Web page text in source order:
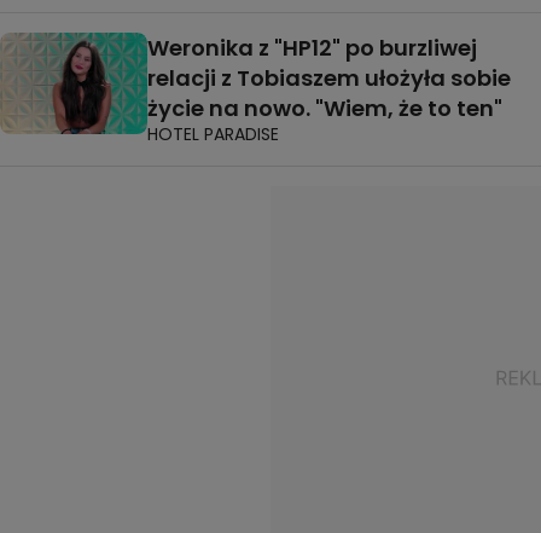
Weronika z "HP12" po burzliwej
relacji z Tobiaszem ułożyła sobie
życie na nowo. "Wiem, że to ten"
HOTEL PARADISE